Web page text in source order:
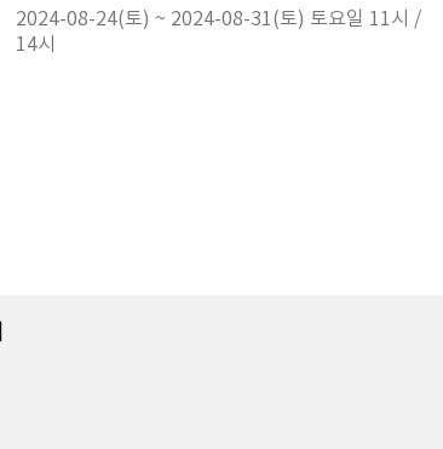
2024-08-24(토) ~ 2024-08-31(토) 토요일 11시 /
14시